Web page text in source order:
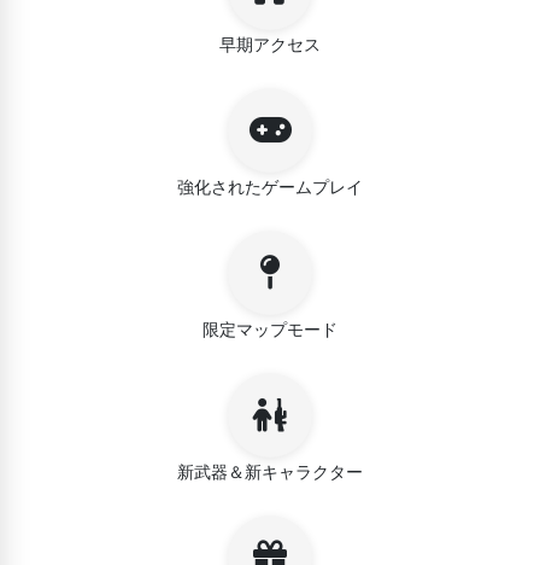
早期アクセス
強化されたゲームプレイ
限定マップモード
新武器＆新キャラクター